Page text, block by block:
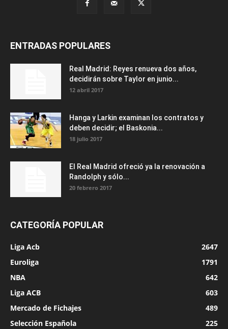
ENTRADAS POPULARES
Real Madrid: Reyes renueva dos años,
decidirán sobre Taylor en junio...
12 abril 2017
Hanga y Larkin examinan los contratos y
deben decidir; el Baskonia...
18 julio 2017
El Real Madrid ofreció ya la renovación a
Randolph y sólo...
20 febrero 2017
CATEGORÍA POPULAR
Liga Acb
2647
Euroliga
1791
NBA
642
Liga ACB
603
Mercado de Fichajes
489
Selección Española
225